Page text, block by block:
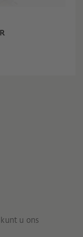
u ons